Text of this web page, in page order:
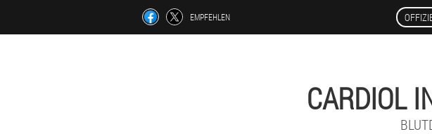
EMPFEHLEN
CARDIOL